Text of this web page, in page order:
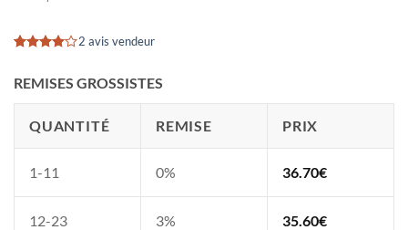
basé sur
2 avis vendeur
REMISES GROSSISTES
QUANTITÉ REMISE PRIX
1-11 0% 36.70€
12-23 3% 35.60€